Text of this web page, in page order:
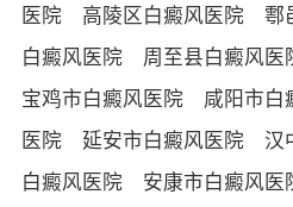
医院
高陵区白癜风医院 鄠
白癜风医院
周至县白癜风医
宝鸡市白癜风医院
咸阳市白
医院
延安市白癜风医院 汉
白癜风医院
安康市白癜风医